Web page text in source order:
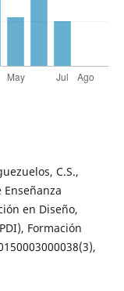
C.S.,
en Diseño,
Formación